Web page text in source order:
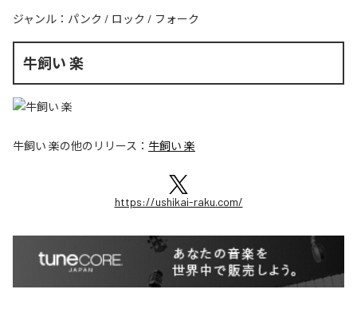
ジャンル： パンク / ロック / フォーク
牛飼い 楽
牛飼い 楽の他のリリース： 牛飼い 楽
https://ushikai-raku.com/